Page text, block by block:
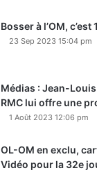
Bosser à l’OM,
23 Sep 2023 15:04 pm
Médias : Jean-
RMC lui offre une
1 Août 2023 12:06 pm
OL-OM en exclu,
Vidéo pour la 32e